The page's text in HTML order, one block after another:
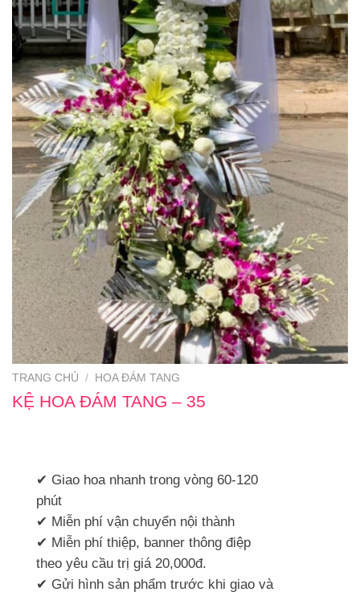
TRANG CHỦ / HOA ĐÁM TANG
KỆ HOA ĐÁM TANG – 35
✔ Giao hoa nhanh trong vòng 60-120
phút
✔ Miễn phí vận chuyển nội thành
✔ Miễn phí thiệp, banner thông điệp
theo yêu cầu trị giá 20,000đ.
✔ Gửi hình sản phẩm trước khi giao và